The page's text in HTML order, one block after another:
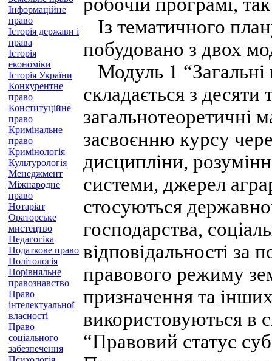
Інформаційне
право
Історія держави і
права
Історія
економіки
Історія України
Конкурентне
право
Конституційне
право
Кримінальне
право
Кримінологія
Культурологія
Менеджмент
Міжнародне
право
Нотаріат
Ораторське
мистецтво
Педагогіка
Податкове право
Політологія
Порівняльне
правознавство
Право
інтелектуальної
власності
Право
соціального
забезпечення
Із тематичного
побудовано з двох
Модуль 1 “Загальні
складається з
загальнотеоретичні
засвоєнню курсу
дисципліни,
системи, джерел
стосуються
господарства,
відповідальності за
правового режиму
призначення та
використовуються в
“Правовий статус